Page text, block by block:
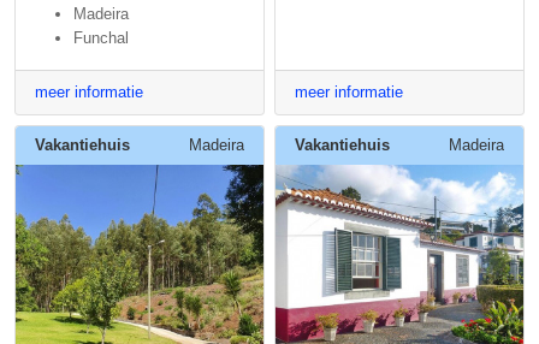
Madeira
Funchal
meer informatie meer informatie
Vakantiehuis Madeira Vakantiehuis Madeira